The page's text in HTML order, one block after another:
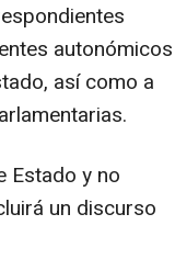
autonómicos
así como a
Estado y no
un discurso